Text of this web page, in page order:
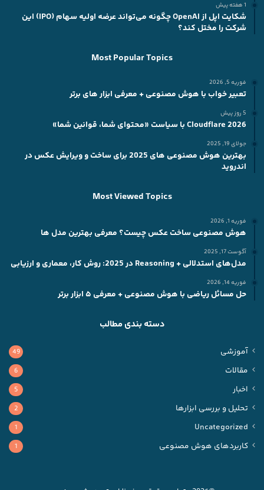
1 هفته پیش
شکایت اپل از OpenAI چگونه می‌تواند عرضه اولیه سهام (IPO) این
شرکت را مختل کند؟
Most Popular Topics
فوریه 5, 2026
تعبیر خواب با هوش مصنوعی + معرفی ابزار های برتر
5 روز پیش
2026 Cloudflare با سیاست «محتوای شما، قوانین شما»
جولای 19, 2025
بهترین هوش مصنوعی های 2025 برای ساخت و ویرایش عکس در
اندروید
Most Viewed Topics
فوریه 1, 2026
هوش مصنوعی ساخت عکس چیست؟ معرفی بهترین مدل ها
آگوست 17, 2025
مدل‌های استدلالی + Reasoning در 2025: روش کار، معماری و ارزیابی
فوریه 14, 2026
حل مسائل ریاضی با هوش مصنوعی + معرفی ۵ ابزار برتر
دسته بندی مطالب
آموزشی 49
مقالات 6
اخبار 5
تحلیل و بررسی ابزارها 2
Uncategorized
1
کاربردهای هوش مصنوعی 1